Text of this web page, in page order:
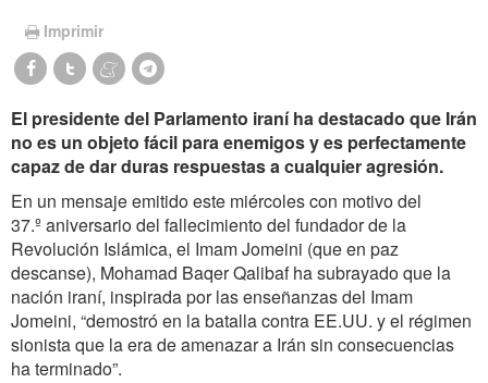
Imprimir
El presidente del Parlamento iraní ha destacado que Irán
no es un objeto fácil para enemigos y es perfectamente
capaz de dar duras respuestas a cualquier agresión.
En un mensaje emitido este miércoles con motivo del
37.º aniversario del fallecimiento del fundador de la
Revolución Islámica, el Imam Jomeini (que en paz
descanse), Mohamad Baqer Qalibaf ha subrayado que la
nación iraní, inspirada por las enseñanzas del Imam
Jomeini, “demostró en la batalla contra EE.UU. y el régimen
sionista que la era de amenazar a Irán sin consecuencias
ha terminado”.